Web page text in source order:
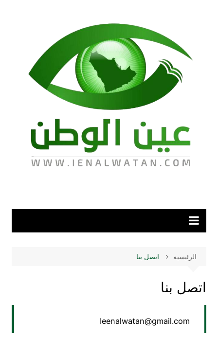
الرئيسية اتصل بنا
اتصل بنا
Ieenalwatan@gmail.com